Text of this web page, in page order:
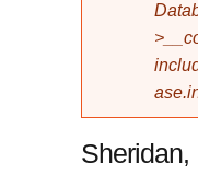
Sheridan,